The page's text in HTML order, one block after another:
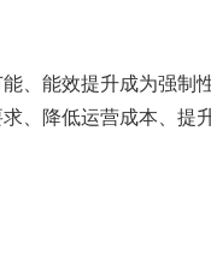
、能效提升成为强
、降低运营成本、